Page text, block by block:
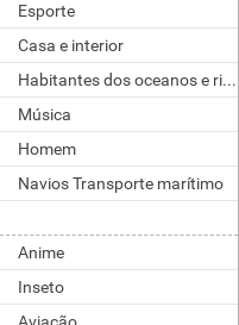
Esporte
Casa e interior
Habitantes dos oceanos e rios
Música
Homem
Navios Transporte marítimo
Anime
Inseto